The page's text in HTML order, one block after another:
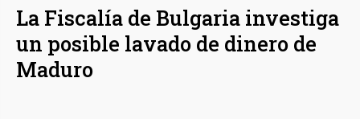
La Fiscalía de Bulgaria investiga
un posible lavado de dinero de
Maduro